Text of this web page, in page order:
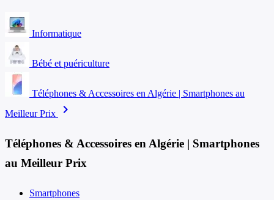
Informatique
Bébé et puériculture
Téléphones & Accessoires en Algérie | Smartphones au
Meilleur Prix
chevron_right
Téléphones & Accessoires en Algérie | Smartphones
au Meilleur Prix
Smartphones